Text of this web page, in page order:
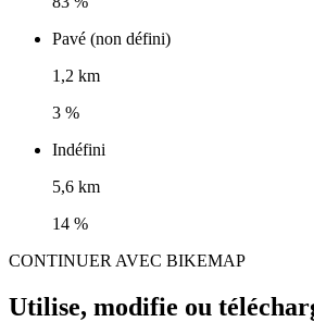
Pavé (non défini)
1,2 km
3 %
Indéfini
5,6 km
14 %
CONTINUER AVEC BIKEMAP
Utilise, modifie ou